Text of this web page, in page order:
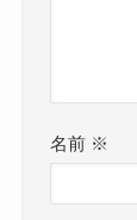
名前 ※